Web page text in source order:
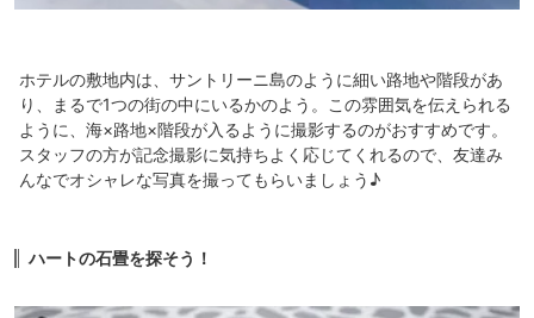
ホテルの敷地内は、サントリーニ島のように細い路地や階段があ
り、まるで1つの街の中にいるかのよう。この雰囲気を伝えられる
ように、海×路地×階段が入るように撮影するのがおすすめです。
スタッフの方が記念撮影に気持ちよく応じてくれるので、友達み
んなでオシャレな写真を撮ってもらいましょう♪
ハートの石畳を探そう！